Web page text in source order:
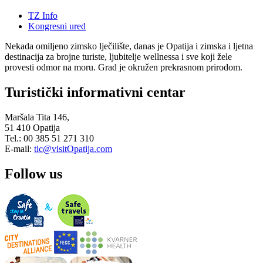
TZ Info
Kongresni ured
Nekada omiljeno zimsko lječilište, danas je Opatija i zimska i ljetna
destinacija za brojne turiste, ljubitelje wellnessa i sve koji žele
provesti odmor na moru. Grad je okružen prekrasnom prirodom.
Turistički informativni centar
Maršala Tita 146,
51 410 Opatija
Tel.: 00 385 51 271 310
E-mail: tic@visitOpatija.com
Follow us